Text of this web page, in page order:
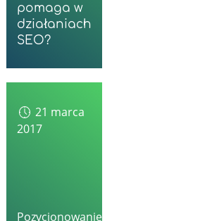
pomaga w
działaniach
SEO?
21 marca
2017
Pozycjonowanie